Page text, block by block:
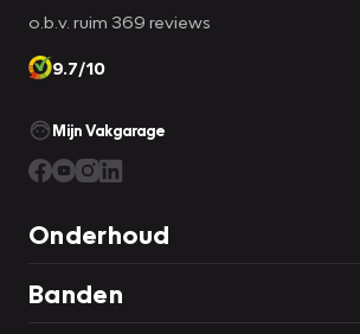
o.b.v. ruim 369 reviews
9.7/10
Mijn Vakgarage
Onderhoud
Banden